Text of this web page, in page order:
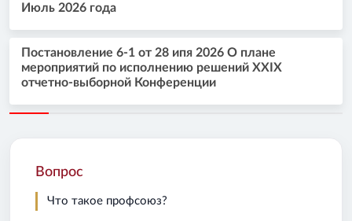
Июль 2026 года
Постановление 6-1 от 28 ипя 2026 О плане
мероприятий по исполнению решений XXIX
отчетно-выборной Конференции
Вопрос
Что такое профсоюз?